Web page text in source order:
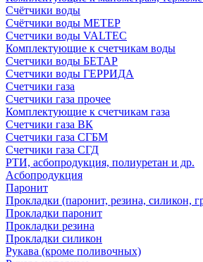
Счётчики воды
Счётчики воды МЕТЕР
Счетчики воды VALTEC
Комплектующие к счетчикам воды
Счетчики воды БЕТАР
Счетчики воды ГЕРРИДА
Счетчики газа
Счетчики газа прочее
Комплектующие к счетчикам газа
Счетчики газа ВК
Счетчики газа СГБМ
Счетчики газа СГД
РТИ, асбопродукция, полиуретан и др.
Асбопродукция
Паронит
Прокладки (паронит, резина, силикон,
Прокладки паронит
Прокладки резина
Прокладки силикон
Рукава (кроме поливочных)